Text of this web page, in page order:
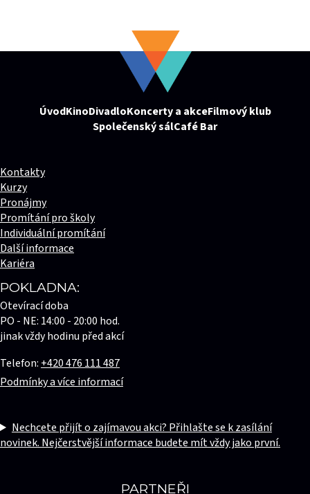
ÚvodKinoDivadloKoncerty a akceFilmový klub
Společenský sálCafé Bar
PARTNEŘI
Kontakty
Kurzy
Pronájmy
Promítání pro školy
Individuální promítání
Další informace
Kariéra
POKLADNA:
Otevírací doba
PO - NE: 14:00 - 20:00 hod.
jinak vždy hodinu před akcí
Telefon: +420 476 111 487
Podmínky a více informací
Nechcete přijít o zajímavou akci? Přihlašte se k zasílání
novinek. Nejčerstvější informace budete mít vždy jako první.